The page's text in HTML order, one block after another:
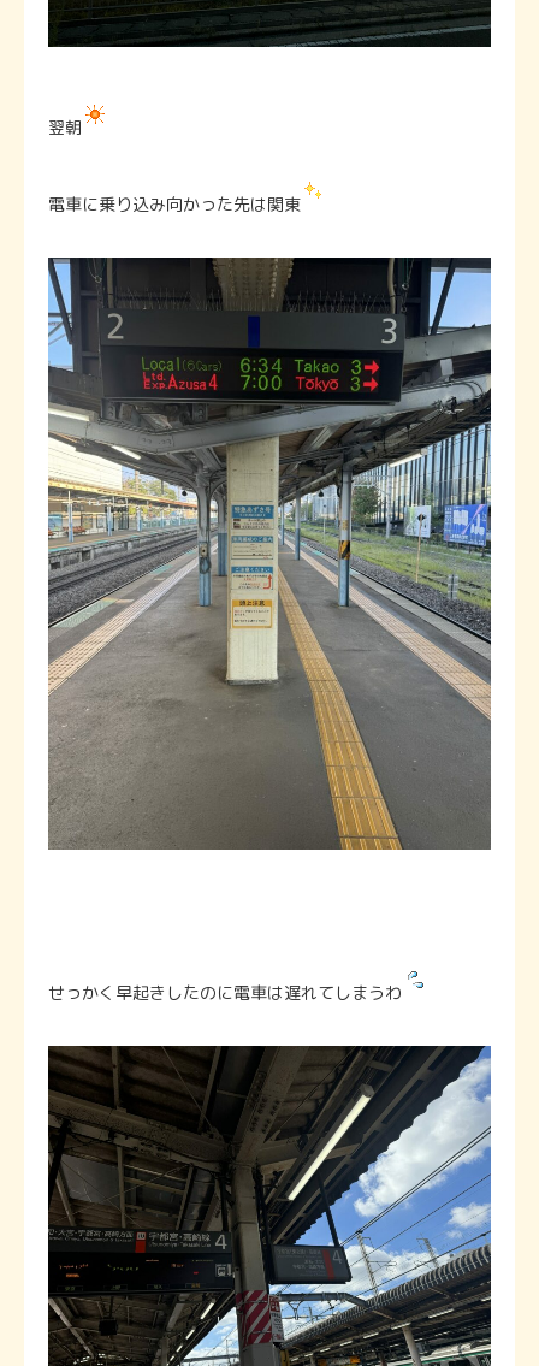
翌朝
電車に乗り込み向かった先は関東
せっかく早起きしたのに電車は遅れてしまうわ